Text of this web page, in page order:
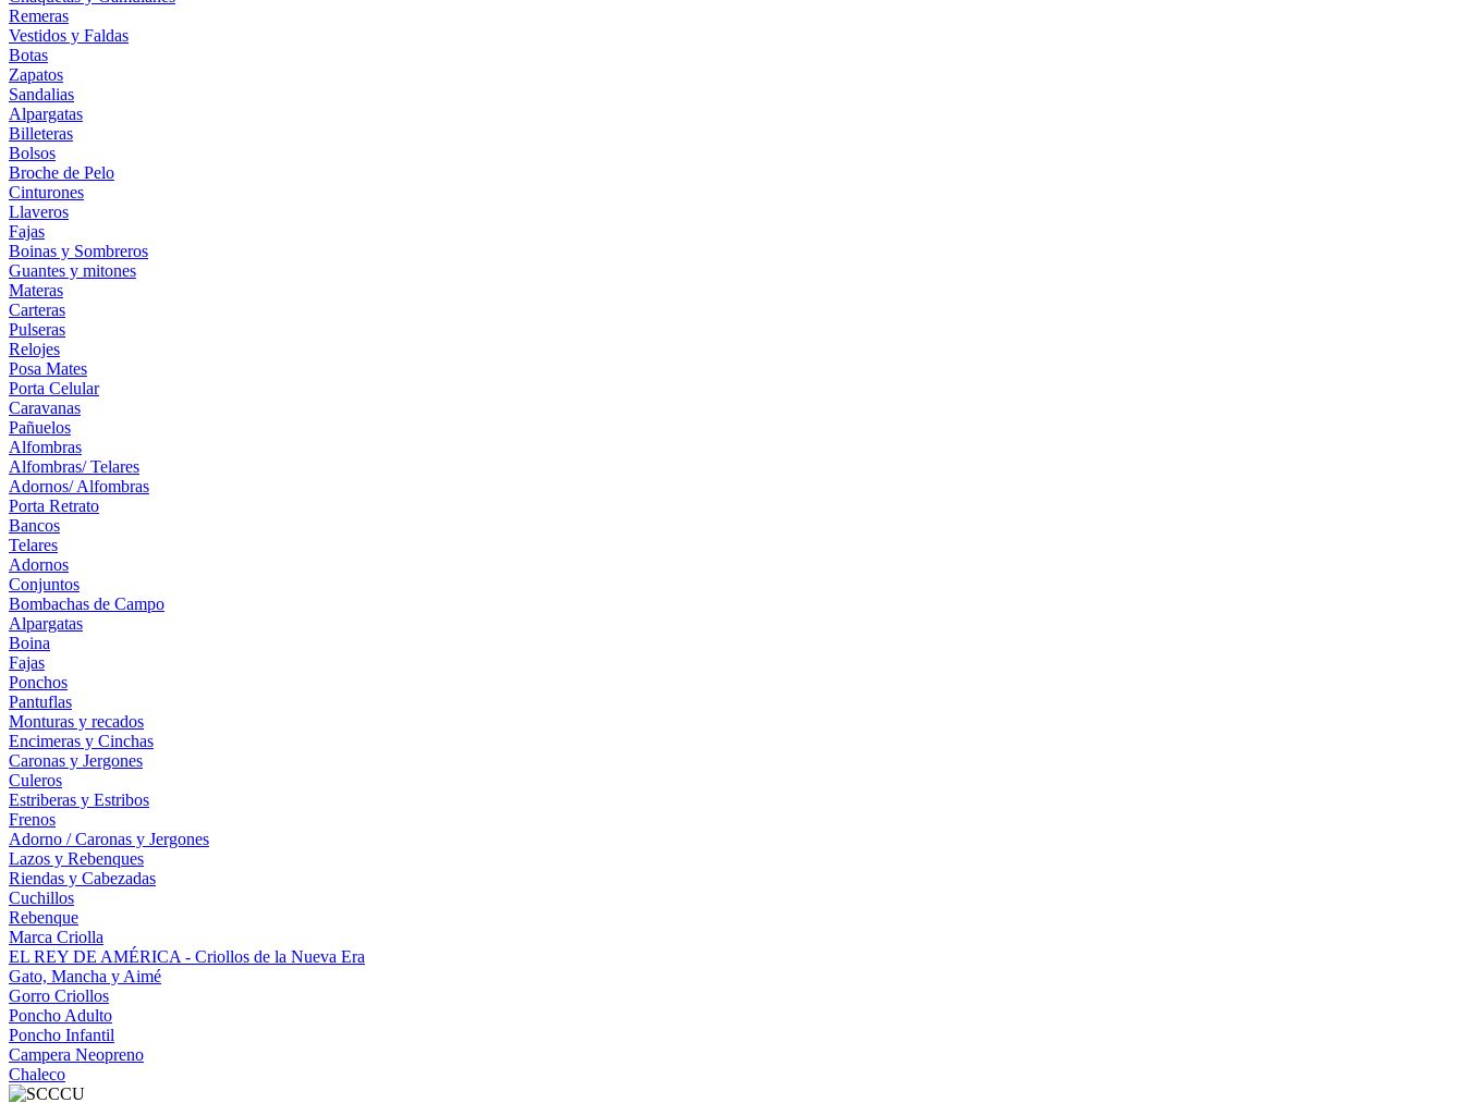
Remeras
Vestidos y Faldas
Botas
Zapatos
Sandalias
Alpargatas
Billeteras
Bolsos
Broche de Pelo
Cinturones
Llaveros
Fajas
Boinas y Sombreros
Guantes y mitones
Materas
Carteras
Pulseras
Relojes
Posa Mates
Porta Celular
Caravanas
Pañuelos
Alfombras
Alfombras/ Telares
Adornos/ Alfombras
Porta Retrato
Bancos
Telares
Adornos
Conjuntos
Bombachas de Campo
Alpargatas
Boina
Fajas
Ponchos
Pantuflas
Monturas y recados
Encimeras y Cinchas
Caronas y Jergones
Culeros
Estriberas y Estribos
Frenos
Adorno / Caronas y Jergones
Lazos y Rebenques
Riendas y Cabezadas
Cuchillos
Rebenque
Marca Criolla
EL REY DE AMÉRICA - Criollos de la Nueva Era
Gato, Mancha y Aimé
Gorro Criollos
Poncho Adulto
Poncho Infantil
Campera Neopreno
Chaleco